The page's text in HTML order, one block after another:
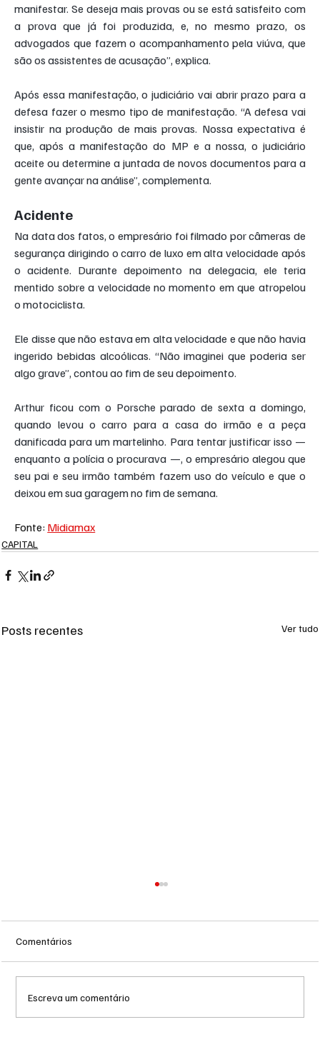
manifestar. Se deseja mais provas ou se está satisfeito com
a prova que já foi produzida, e, no mesmo prazo, os
advogados que fazem o acompanhamento pela viúva, que
são os assistentes de acusação”, explica.
Após essa manifestação, o judiciário vai abrir prazo para a
defesa fazer o mesmo tipo de manifestação. “A defesa vai
insistir na produção de mais provas. Nossa expectativa é
que, após a manifestação do MP e a nossa, o judiciário
aceite ou determine a juntada de novos documentos para a
gente avançar na análise”, complementa.
Acidente
Na data dos fatos, o empresário foi filmado por câmeras de
segurança dirigindo o carro de luxo em alta velocidade após
o acidente. Durante depoimento na delegacia, ele teria
mentido sobre a velocidade no momento em que atropelou
o motociclista.
Ele disse que não estava em alta velocidade e que não havia
ingerido bebidas alcoólicas. “Não imaginei que poderia ser
algo grave”, contou ao fim de seu depoimento.
Arthur ficou com o Porsche parado de sexta a domingo,
quando levou o carro para a casa do irmão e a peça
danificada para um martelinho. Para tentar justificar isso —
enquanto a polícia o procurava —, o empresário alegou que
seu pai e seu irmão também fazem uso do veículo e que o
deixou em sua garagem no fim de semana.
Fonte: Midiamax
CAPITAL
Posts recentes Ver tudo
Comentários
Escreva um comentário